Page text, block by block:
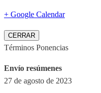
+ Google Calendar
CERRAR
Términos Ponencias
Envío resúmenes
27 de agosto de 2023